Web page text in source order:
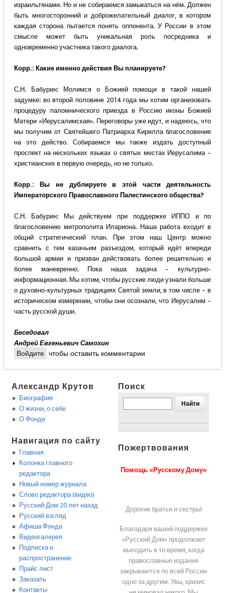
израильтянами. Но и не собираемся замыкаться на нём. Должен
быть многосторонний и доброжелательный диалог, в котором
каждая сторона пытается понять оппонента. У России в этом
смысле может быть уникальная роль посредника и
одновременно участника такого диалога.
Корр.: Какие именно действия Вы планируете?
С.Н. Бабурин: Молимся о Божией помощи в такой нашей
задумке: во второй половине 2014 года мы хотим организовать
процедуру паломнического приезда в Россию иконы Божией
Матери «Иерусалимская». Переговоры уже идут, и надеюсь, что
мы получим от Святейшего Патриарха Кирилла благословение
на это действо. Собираемся мы также издать доступный
проспект на нескольких языках о святых местах Иерусалима –
христианских в первую очередь, но не только.
Корр.: Вы не дублируете в этой части деятельность
Императорского Православного Палестинского общества?
С.Н. Бабурин: Мы действуем при поддержке ИППО и по
благословению митрополита Илариона. Наша работа входит в
общий стратегический план. При этом наш Центр можно
сравнить с тем казачьим разъездом, который идёт впереди
большой армии и призван действовать более решительно и
более маневренно. Пока наша задача – культурно-
информационная. Мы хотим, чтобы русские люди узнали больше
о духовно-культурных традициях Святой земли, в том числе – в
историческом измерении, чтобы они осознали, что Иерусалим –
часть русской души.
Беседовал
Андрей Евгеньевич Самохин
Войдите чтобы оставить комментарии
Александр Крутов
Биография
О жизни, о себе
О Фонде
Навигация по сайту
Главная
Колонка главного
редактора
Новый номер журнала
Слово редактора (видео)
Русский Дом 20 лет назад
Русский взгляд
Афиша Фонда
Видеогалерея
Подписка и
распространение
Прайс лист
Заказать
Контакты
Поиск
Пожертвования
Помощь «Русскому Дому»
Дорогие братья и сестры!
Благодаря вашей поддержке
«Русский Дом» продолжает
выходить в то время, когда
православные издания
закрываются по всей России
одно за другим. Увы, кризис